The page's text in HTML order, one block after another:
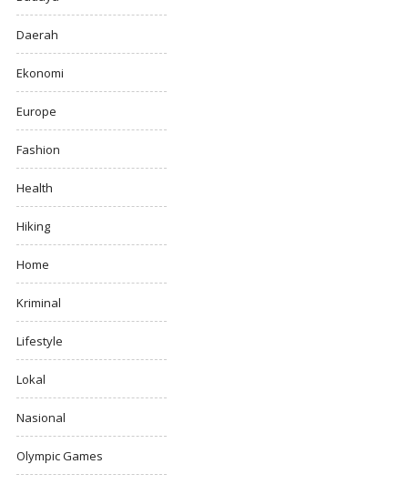
Daerah
Ekonomi
Europe
Fashion
Health
Hiking
Home
Kriminal
Lifestyle
Lokal
Nasional
Olympic Games